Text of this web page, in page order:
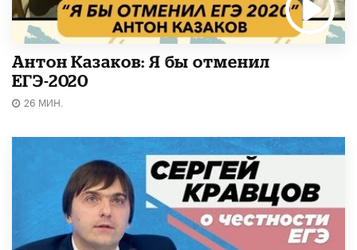
Антон Казаков: Я бы отменил
ЕГЭ-2020
26 МИН.